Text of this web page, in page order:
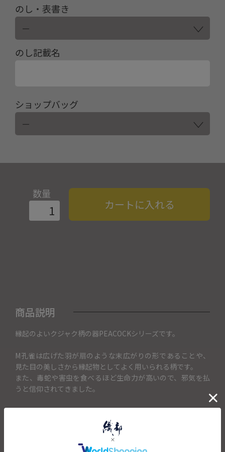
のし・表書き
のし記載名
ショップバッグ
数量
カートに入れる
商品説明
縁起のよいクジャク柄の器PEACOCKシリーズです。
M孔雀は広げた羽が扇のような末広がりの形であることや、
見た目の美しさから縁起物としてよく用いられる柄です。
また、毒蛇や害虫を食べるほど生命力が高いので、邪気を払
うと信仰されてきました。
こちらはシルバーのボウル Lとなっております。
サラダだけでなく煮込み料理、オードブル等の取り分け料
理、大皿料理など様々なお料理で活躍する大きさです。